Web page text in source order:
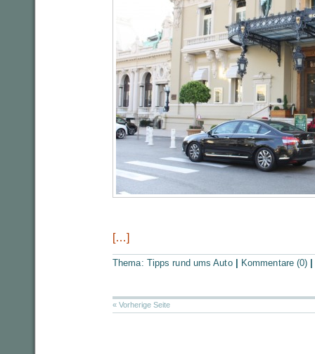
[…]
Thema: Tipps rund ums Auto Kommentare (0)
« Vorherige Seite